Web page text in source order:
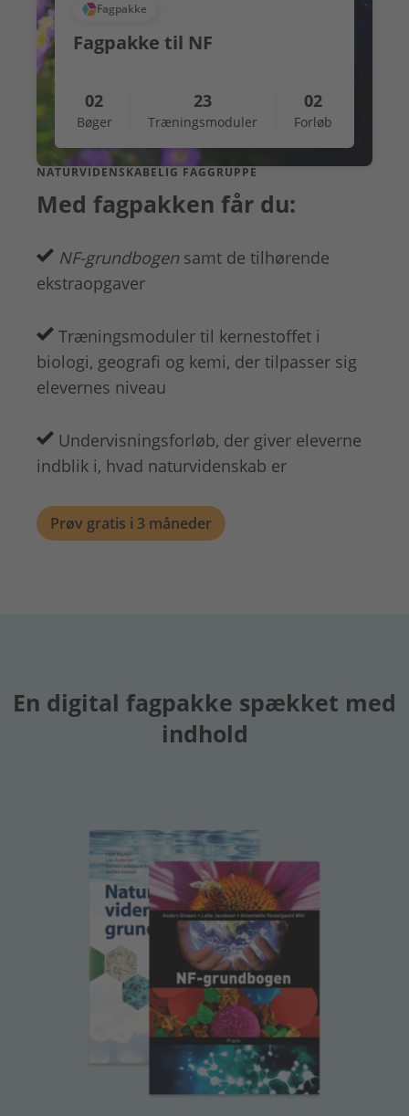
Fagpakke
Fagpakke til NF
02
Bøger
23
Træningsmoduler
02
Forløb
NATURVIDENSKABELIG FAGGRUPPE
Med fagpakken får du:
NF-grundbogen samt de tilhørende
ekstraopgaver
Træningsmoduler til kernestoffet i
biologi, geografi og kemi, der tilpasser sig
elevernes niveau
Undervisningsforløb, der giver eleverne
indblik i, hvad naturvidenskab er
Prøv gratis i 3 måneder
En digital fagpakke spækket med
indhold